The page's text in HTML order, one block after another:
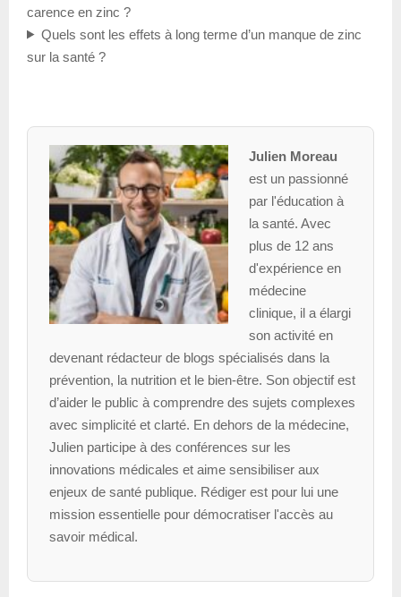
carence en zinc ?
Quels sont les effets à long terme d’un manque de zinc
sur la santé ?
Julien Moreau
est un passionné
par l'éducation à
la santé. Avec
plus de 12 ans
d'expérience en
médecine
clinique, il a élargi
son activité en
devenant rédacteur de blogs spécialisés dans la
prévention, la nutrition et le bien-être. Son objectif est
d’aider le public à comprendre des sujets complexes
avec simplicité et clarté. En dehors de la médecine,
Julien participe à des conférences sur les
innovations médicales et aime sensibiliser aux
enjeux de santé publique. Rédiger est pour lui une
mission essentielle pour démocratiser l'accès au
savoir médical.